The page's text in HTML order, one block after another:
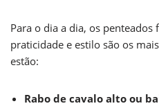
Para o dia a dia, os
praticidade e estilo são os
estão:
Rabo de cavalo alto ou